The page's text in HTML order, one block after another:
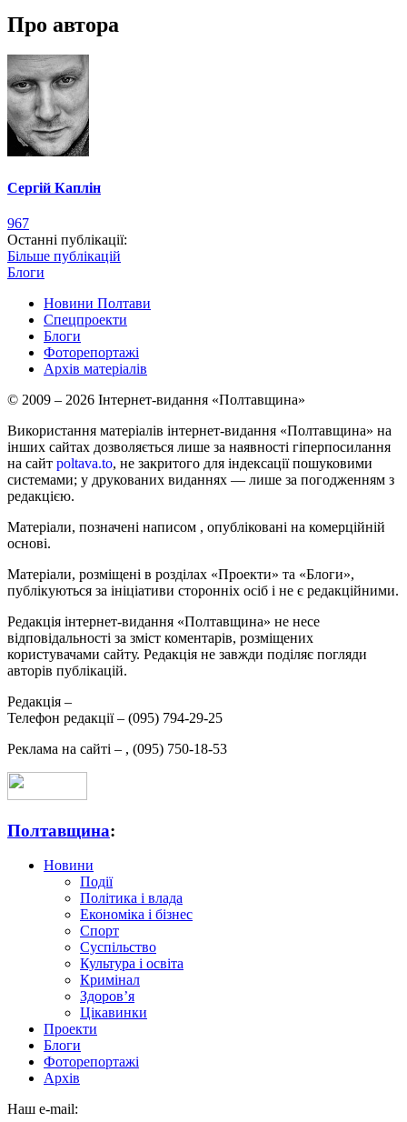
Про автора
Сергій Каплін
967
Останні публікації:
Більше публікацій
Блоги
Новини Полтави
Спецпроекти
Блоги
Фоторепортажі
Архів матеріалів
© 2009 – 2026 Інтернет-видання «Полтавщина»
Використання матеріалів інтернет-видання «Полтавщина» на
інших сайтах дозволяється лише за наявності гіперпосилання
на сайт poltava.to, не закритого для індексації пошуковими
системами; у друкованих виданнях — лише за погодженням з
редакцією.
Матеріали, позначені написом , опубліковані на комерційній
основі.
Матеріали, розміщені в розділах «Проекти» та «Блоги»,
публікуються за ініціативи сторонніх осіб і не є редакційними.
Редакція інтернет-видання «Полтавщина» не несе
відповідальності за зміст коментарів, розміщених
користувачами сайту. Редакція не завжди поділяє погляди
авторів публікацій.
Редакція –
Телефон редакції – (095) 794-29-25
Реклама на сайті – , (095) 750-18-53
Полтавщина:
Новини
Події
Політика і влада
Економіка і бізнес
Спорт
Суспільство
Культура і освіта
Кримінал
Здоров’я
Цікавинки
Проекти
Блоги
Фоторепортажі
Архів
Наш e-mail: